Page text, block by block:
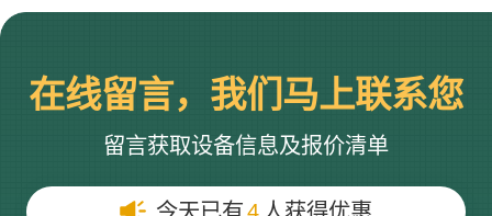
在线留言，我们马上联系您
留言获取设备信息及报价清单